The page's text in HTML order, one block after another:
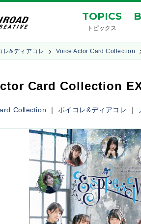
TOPICS
トピックス
レ&ディアコレ Voice Actor Card Collection
Card Collection
Collection ｜ ボイコレ&ディアコレ ｜